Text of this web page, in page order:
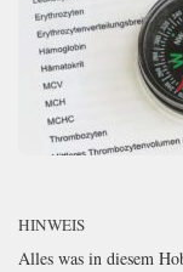
HINWEIS
Alles was in diesem